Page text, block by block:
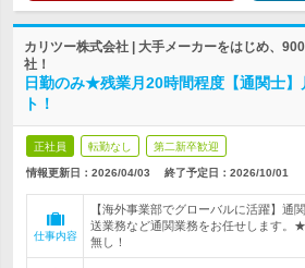
カリツー株式会社 | 大手メーカーをはじめ、
社！
日勤のみ★残業月20時間程度【通関士
ト！
正社員 転勤なし 第二新卒歓迎
情報更新日：2026/04/03 終了予定日： 2026/10/01
仕事内容
【海外事業部でグローバルに活躍】通
送業務など通関業務をお任せします。
無し！